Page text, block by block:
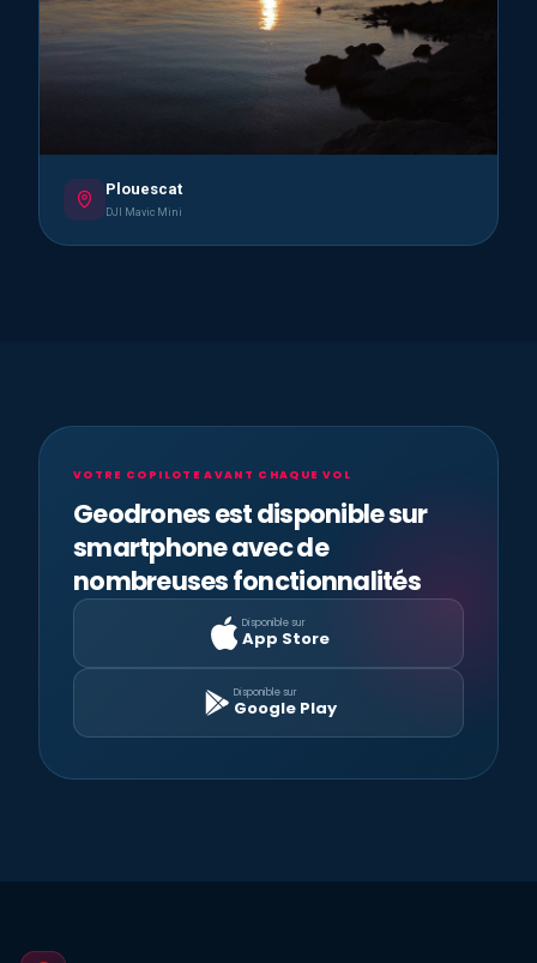
Plouescat
DJI Mavic Mini
VOTRE COPILOTE AVANT CHAQUE VOL
Geodrones est disponible sur
smartphone avec de
nombreuses fonctionnalités
Disponible sur
App Store
Disponible sur
Google Play